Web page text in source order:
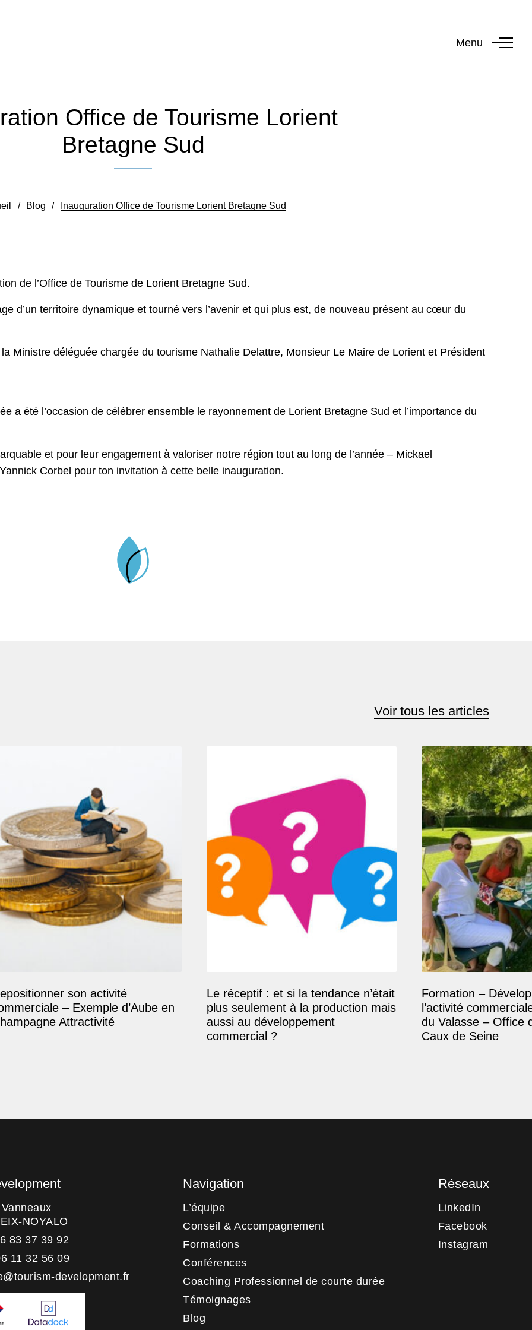
Menu
Office de Tourisme Lorient
Bretagne Sud
/ Blog / Inauguration Office de Tourisme Lorient Bretagne Sud
de l’Office de Tourisme de Lorient Bretagne Sud.
d’un territoire dynamique et tourné vers l’avenir et qui plus est, de nouveau présent au cœur du
Ministre déléguée chargée du tourisme Nathalie Delattre, Monsieur Le Maire de Lorient et Président
a été l’occasion de célébrer ensemble le rayonnement de Lorient Bretagne Sud et l’importance du
et pour leur engagement à valoriser notre région tout au long de l’année – Mickael
Corbel pour ton invitation à cette belle inauguration.
Voir tous les articles
son activité
– Exemple d’Aube en
Attractivité
Le réceptif : et si la tendance n’était
plus seulement à la production mais
aussi au développement
commercial ?
Formation –
l’activité
du Valasse – Office
Caux de Seine
NOYALO
83 37 39 92
11 32 56 09
development.fr
Navigation
L’équipe
Conseil & Accompagnement
Formations
Conférences
Coaching Professionnel de courte durée
Témoignages
Blog
Réseaux
LinkedIn
Facebook
Instagram